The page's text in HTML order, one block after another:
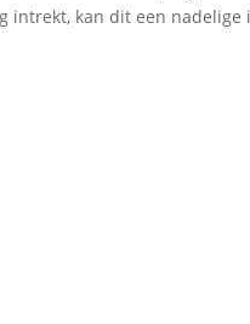
intrekt, kan dit een